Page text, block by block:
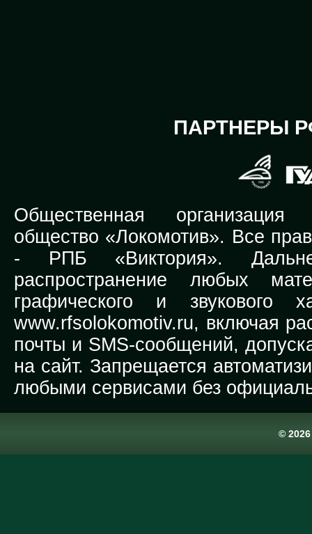
ПАРТНЕРЫ
Общественная организация
общество «Локомотив». Все
- РПБ «Виктория».
распространение любых
графического и звукового
www.rfsolokomotiv.ru, включая
почты и SMS-сообщений,
на сайт. Запрещается
любыми сервисами без
©